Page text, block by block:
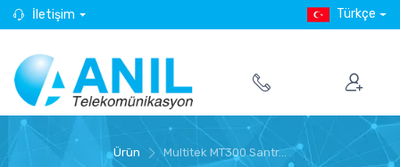
İletişim Türkçe
Ürün Multitek MT300 Santr...